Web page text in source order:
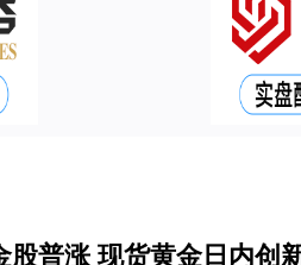
普涨 现货黄金日内创